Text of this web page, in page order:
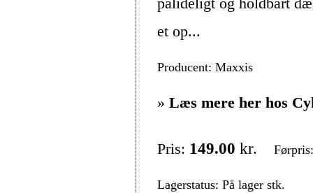
et op...
Producent: Maxxis
» Læs mere her hos
Pris: 149.00 kr.
Lagerstatus: På lager stk.